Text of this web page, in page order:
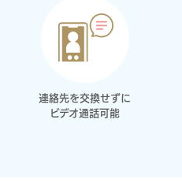
連絡先を交換せずに
ビデオ通話可能